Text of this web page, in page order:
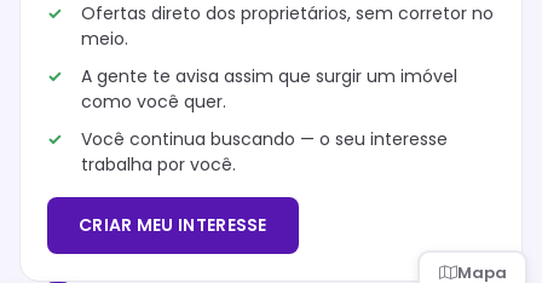
Mapa
Ofertas direto dos proprietários, sem corretor no
meio.
A gente te avisa assim que surgir um imóvel
como você quer.
Você continua buscando — o seu interesse
trabalha por você.
CRIAR MEU INTERESSE